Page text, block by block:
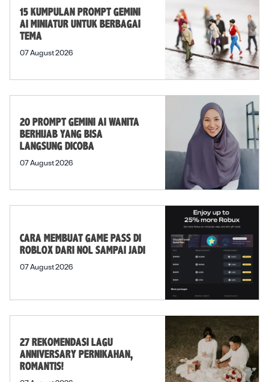
15 KUMPULAN PROMPT GEMINI
AI MINIATUR UNTUK BERBAGAI
TEMA
07 August 2026
20 PROMPT GEMINI AI WANITA
BERHIJAB YANG BISA
LANGSUNG DICOBA
07 August 2026
CARA MEMBUAT GAME PASS DI
ROBLOX DARI NOL SAMPAI JADI
07 August 2026
27 REKOMENDASI LAGU
ANNIVERSARY PERNIKAHAN,
ROMANTIS!